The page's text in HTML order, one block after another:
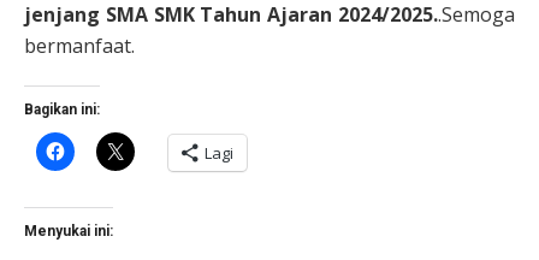
jenjang SMA SMK Tahun Ajaran 2024/2025..Semoga
bermanfaat.
Bagikan ini:
Klik
untuk
Facebook(Membuka
di
jendela
Klik
untuk
berbagi
Lagi
Menyukai ini: